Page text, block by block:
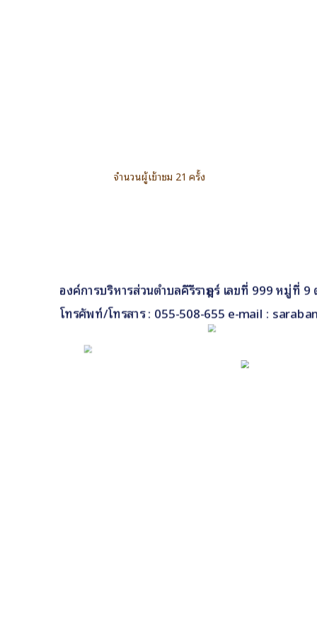
จำนวนผู้เข้าชม 21 ครั้ง
องค์การบริหารส่วนตำบลคีรีราษฎร์ เลขที่ 999 หมู่ที่
โทรศัพท์/โทรสาร : 055-508-655 e-mail :